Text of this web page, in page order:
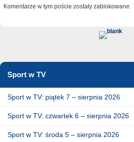
Komentarze w tym poście zostały zablokowane.
Sport w TV
Sport w TV: piątek 7 – sierpnia 2026
Sport w TV: czwartek 6 – sierpnia 2026
Sport w TV: środa 5 – sierpnia 2026